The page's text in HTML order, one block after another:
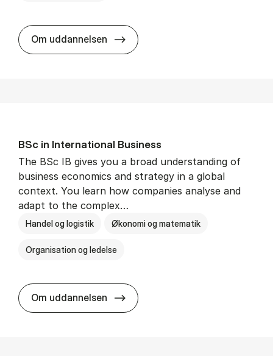
Om uddannelsen BSc in Busi­ness Ad­min­is­tra­tion
BSc in In­ter­na­tion­al Busi­ness
The BSc IB gives you a broad understanding of
business economics and strategy in a global
context. You learn how companies analyse and
adapt to the complex…
Handel og logistik Økonomi og matematik
Organisation og ledelse
Om uddannelsen BSc in In­ter­na­tion­al Busi­ness